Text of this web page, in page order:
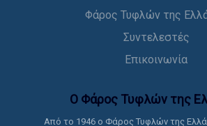
Φάρος Τυφλών της
Συντελεστές
Επικοινωνία
Ο Φάρος Τυφλών της
Από το 1946 ο Φάρος Τυφλών της